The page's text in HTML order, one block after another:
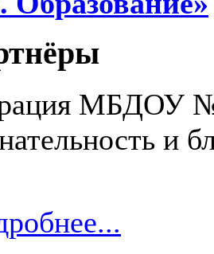
МБДОУ №
и